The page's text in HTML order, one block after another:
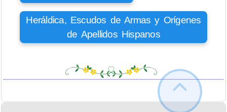
Heráldica, Escudos de Armas y Orígenes
de Apellidos Hispanos